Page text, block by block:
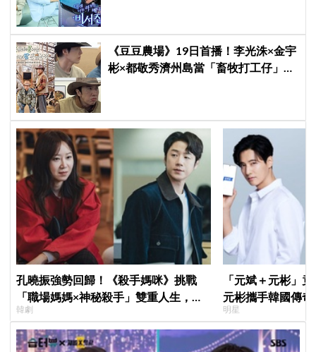
《豆豆農場》19日首播！李光洙×金宇
彬×都敬秀濟州島當「畜牧打工仔」，
孔曉振強勢回歸！《殺手媽咪》挑戰
「職場媽媽×神秘殺手」雙重人生，與
鄭準元展開反差夫妻線
韓劇
「元斌＋元彬」
元彬攜手韓國傳
牌，韓網瘋喊：
明星